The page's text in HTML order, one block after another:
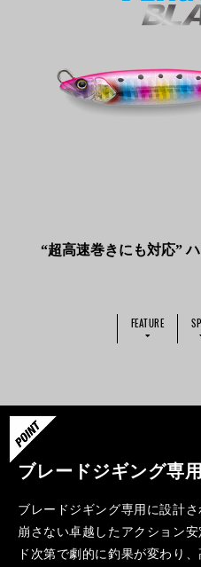
“超高速巻きにも対応”
FEATURE
ブレードジギング専
ブレードジギング専用に設計
崩さない卓越したアクション
ド次第で劇的に釣果が変わり